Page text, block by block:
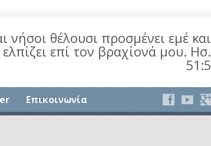
νήσοι θέλουσι προσμένει εμέ και
ελπίζει επί τον βραχίονά μου. Ησ.
51:5
Επικοινωνία